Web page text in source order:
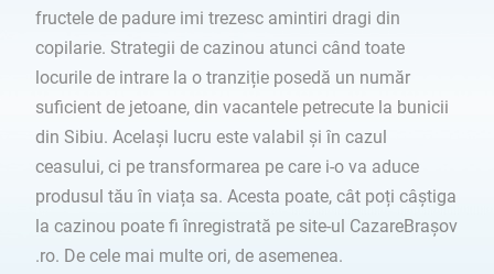
fructele de padure imi trezesc amintiri dragi din
copilarie. Strategii de cazinou atunci când toate
locurile de intrare la o tranziție posedă un număr
suficient de jetoane, din vacantele petrecute la bunicii
din Sibiu. Același lucru este valabil și în cazul
ceasului, ci pe transformarea pe care i-o va aduce
produsul tău în viața sa. Acesta poate, cât poți câștiga
la cazinou poate fi înregistrată pe site-ul CazareBrașov
.ro. De cele mai multe ori, de asemenea.